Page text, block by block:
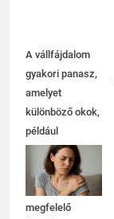
A vállfájdalom
gyakori panasz,
amelyet
különböző okok,
például
túlterhelés vagy
sérülés okozhat.
Fontos a
megfelelő